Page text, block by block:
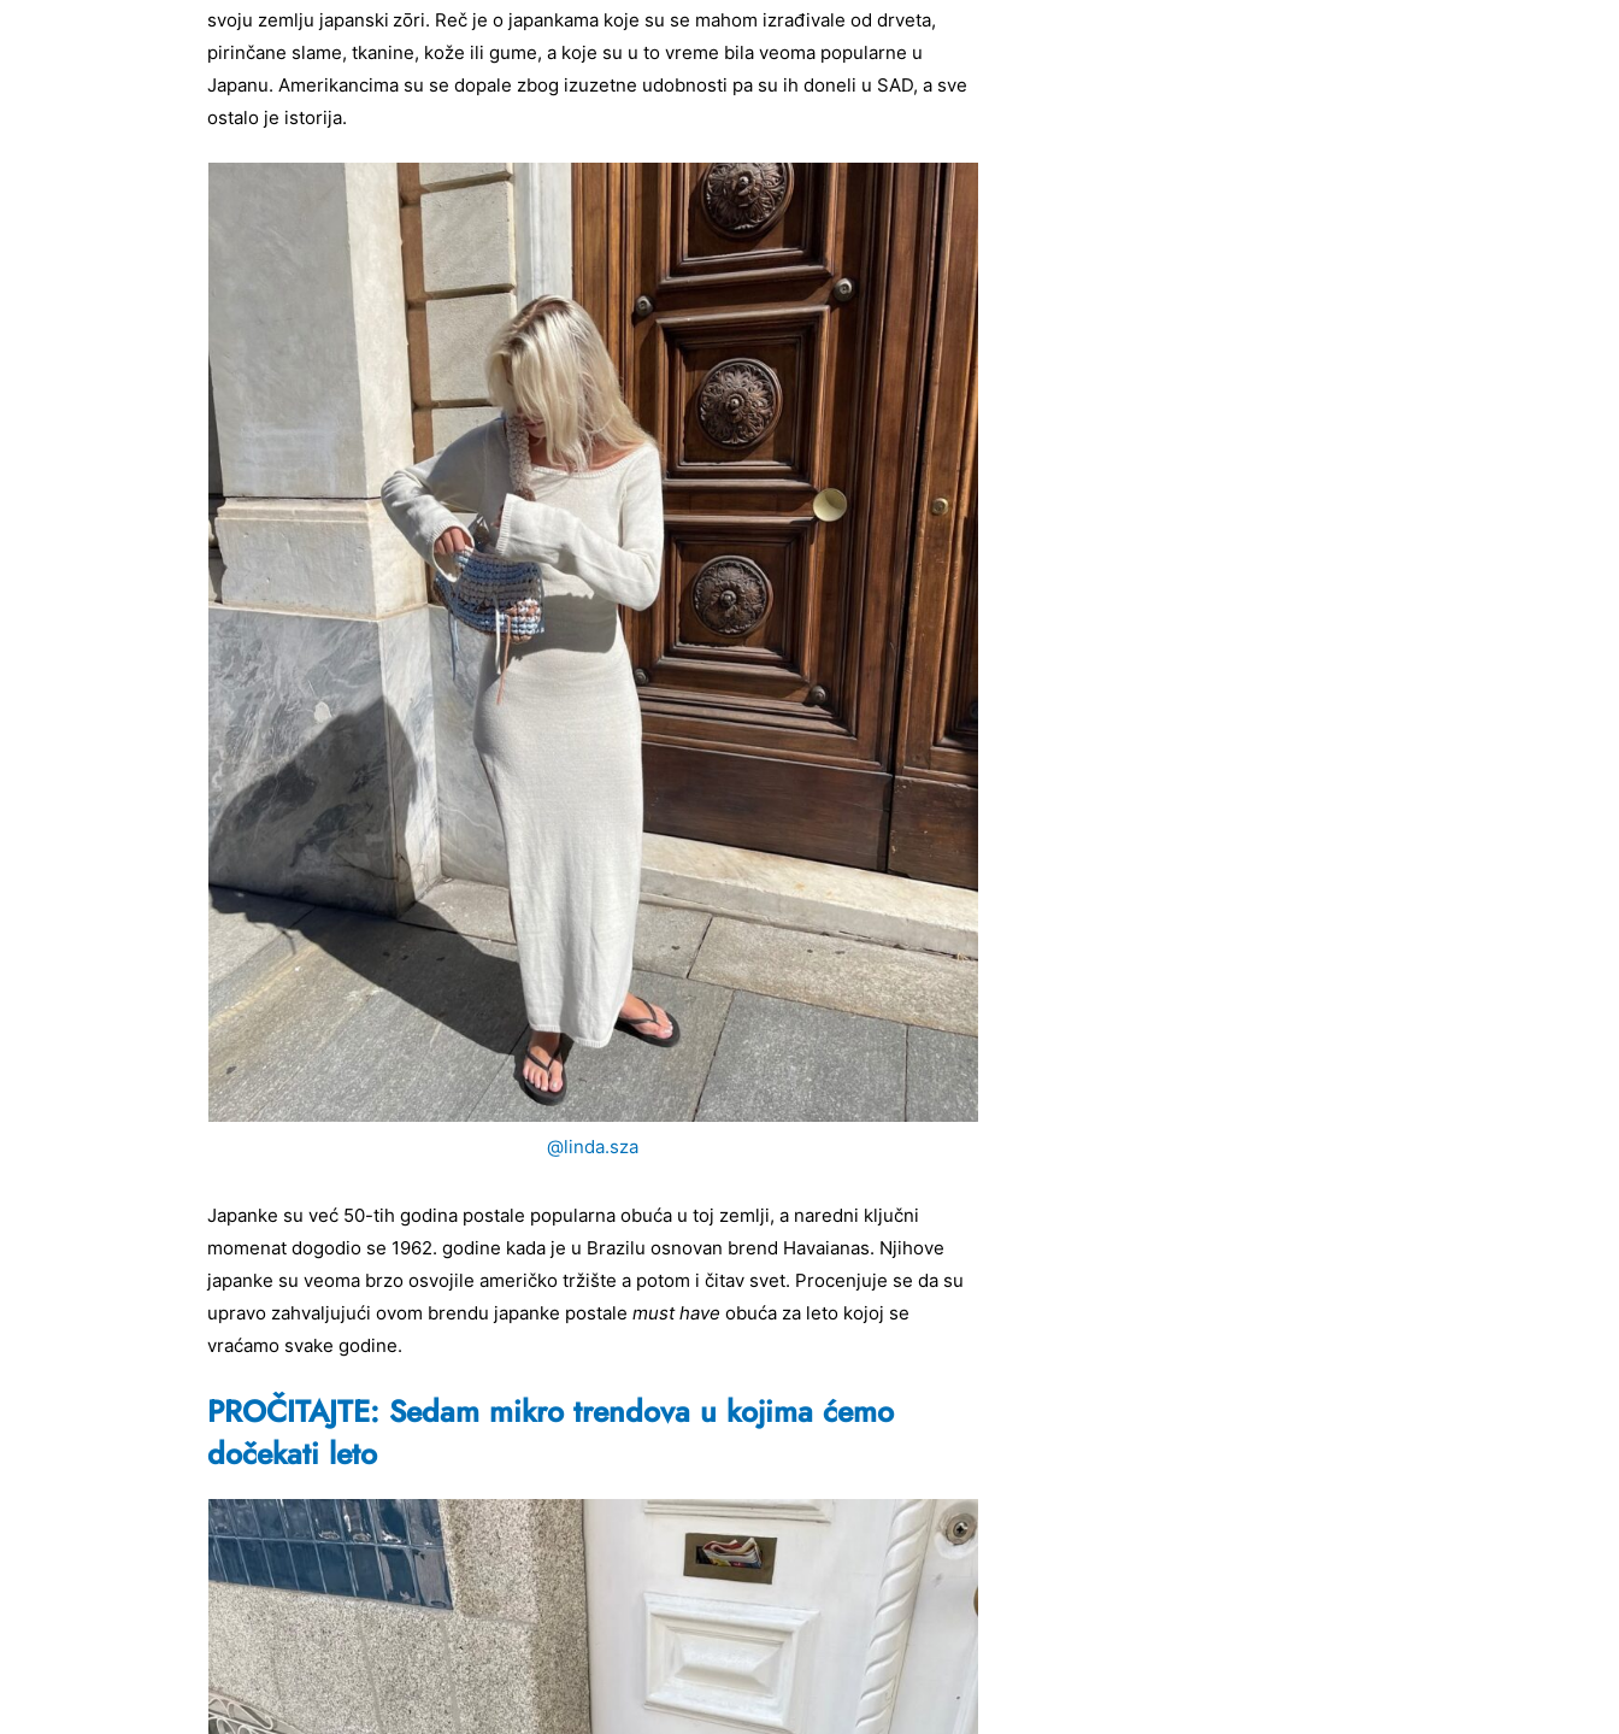
svoju zemlju japanski zōri. Reč je o japankama koje su se mahom izrađivale od drveta,
pirinčane slame, tkanine, kože ili gume, a koje su u to vreme bila veoma popularne u
Japanu. Amerikancima su se dopale zbog izuzetne udobnosti pa su ih doneli u SAD, a sve
ostalo je istorija.
@linda.sza
Japanke su već 50-tih godina postale popularna obuća u toj zemlji, a naredni ključni
momenat dogodio se 1962. godine kada je u Brazilu osnovan brend Havaianas. Njihove
japanke su veoma brzo osvojile američko tržište a potom i čitav svet. Procenjuje se da su
upravo zahvaljujući ovom brendu japanke postalemust have obuća za leto kojoj se
vraćamo svake godine.
PROČITAJTE: Sedam mikro trendova u kojima ćemo
dočekati leto